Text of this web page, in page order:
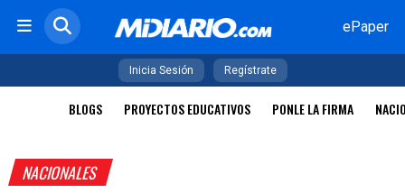
ePaper
Inicia Sesión Regístrate
BLOGS PROYECTOS EDUCATIVOS PONLE LA FIRMA
NACIONALES